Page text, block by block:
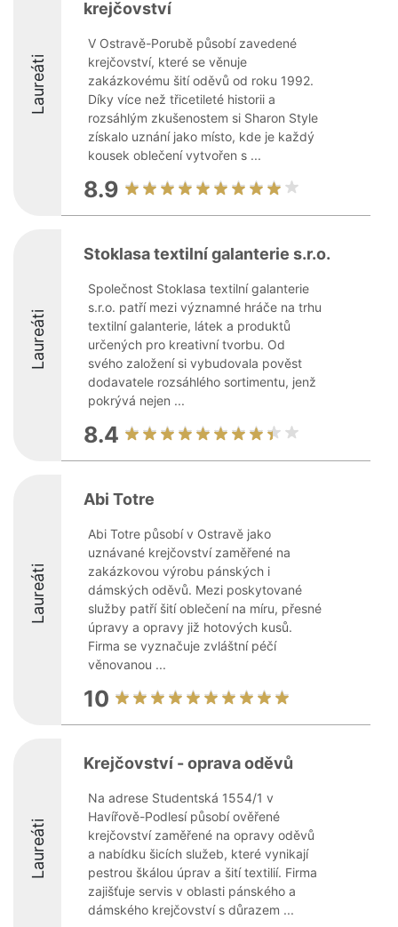
Laureáti
krejčovství
V Ostravě-Porubě působí zavedené
krejčovství, které se věnuje
zakázkovému šití oděvů od roku 1992.
Díky více než třicetileté historii a
rozsáhlým zkušenostem si Sharon Style
získalo uznání jako místo, kde je každý
kousek oblečení vytvořen s ...
8.9
Laureáti
Stoklasa textilní galanterie s.r.o.
Společnost Stoklasa textilní galanterie
s.r.o. patří mezi významné hráče na trhu
textilní galanterie, látek a produktů
určených pro kreativní tvorbu. Od
svého založení si vybudovala pověst
dodavatele rozsáhlého sortimentu, jenž
pokrývá nejen ...
8.4
Laureáti
Abi Totre
Abi Totre působí v Ostravě jako
uznávané krejčovství zaměřené na
zakázkovou výrobu pánských i
dámských oděvů. Mezi poskytované
služby patří šití oblečení na míru, přesné
úpravy a opravy již hotových kusů.
Firma se vyznačuje zvláštní péčí
věnovanou ...
10
Laureáti
Krejčovství - oprava oděvů
Na adrese Studentská 1554/1 v
Havířově-Podlesí působí ověřené
krejčovství zaměřené na opravy oděvů
a nabídku šicích služeb, které vynikají
pestrou škálou úprav a šití textilií. Firma
zajišťuje servis v oblasti pánského a
dámského krejčovství s důrazem ...